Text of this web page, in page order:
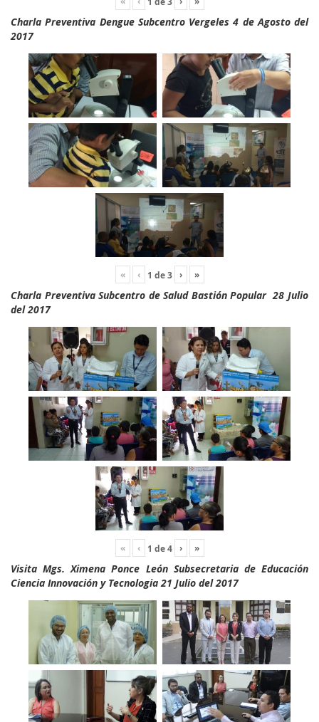
Charla Preventiva Dengue Subcentro Vergeles 4 de Agosto del
2017
« ‹ 1 de3 › »
Charla Preventiva Subcentro de Salud Bastión Popular 28 Julio
del 2017
« ‹ 1 de4 › »
Visita Mgs. Ximena Ponce León Subsecretaria de Educación
Ciencia Innovación y Tecnologia 21 Julio del 2017